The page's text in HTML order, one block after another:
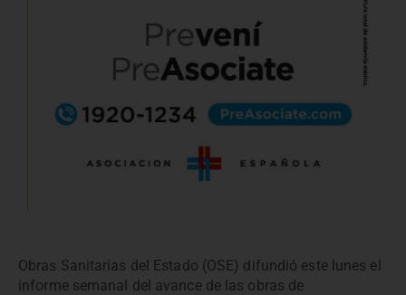
Obras Sanitarias del Estado (OSE) difundió este lunes el
informe semanal del avance de las obras de